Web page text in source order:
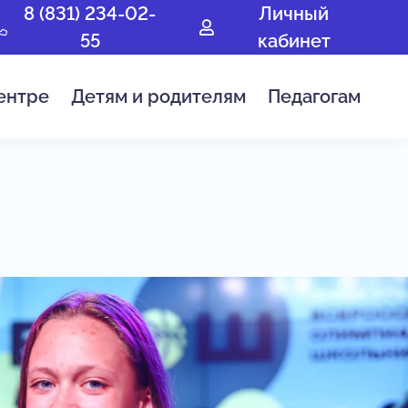
8 (831) 234-02-
55
Личный
кабинет
Детям и родителям Педагогам